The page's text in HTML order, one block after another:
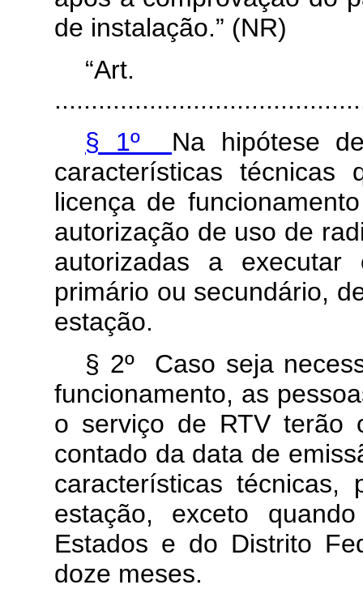
de instalação.” (NR)
§ 1º Na hipótese
características
licença de
autorização de uso de
autorizadas a
primário ou secundário,
estação.
§ 2º Caso seja
funcionamento, as
o serviço de RTV terão
contado da data de
características técnicas,
estação, exceto
Estados e do Distrito
doze meses.